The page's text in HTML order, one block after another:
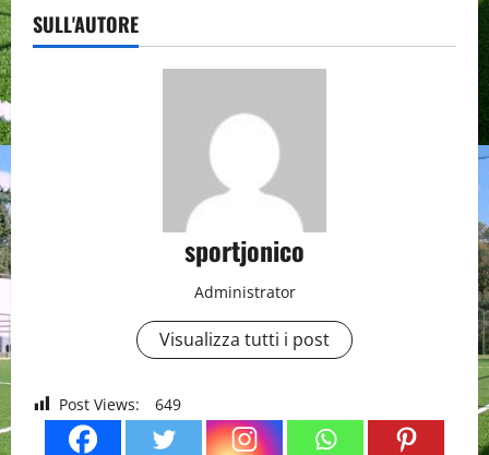
SULL'AUTORE
sportjonico
Administrator
Visualizza tutti i post
Post Views: 649